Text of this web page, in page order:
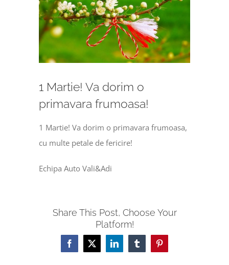
View
Larger
Image
1 Martie! Va dorim o
primavara frumoasa!
1 Martie! Va dorim o primavara frumoasa,
cu multe petale de fericire!
Echipa Auto Vali&Adi
Share This Post, Choose Your
Platform!
Facebook
X LinkedInTumblrPinterest